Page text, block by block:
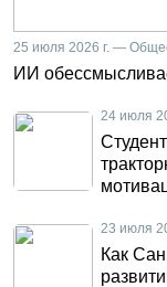
25 июля 2026 г. —
ИИ
24 июля
23 июля
Как